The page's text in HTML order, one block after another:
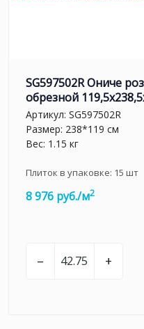
SG597502R Ониче
обрезной
Артикул: SG597502R
Размер: 238*119 см
Вес: 1.15 кг
Плиток в упаковке: 15 шт
8 976 руб./м2
– +